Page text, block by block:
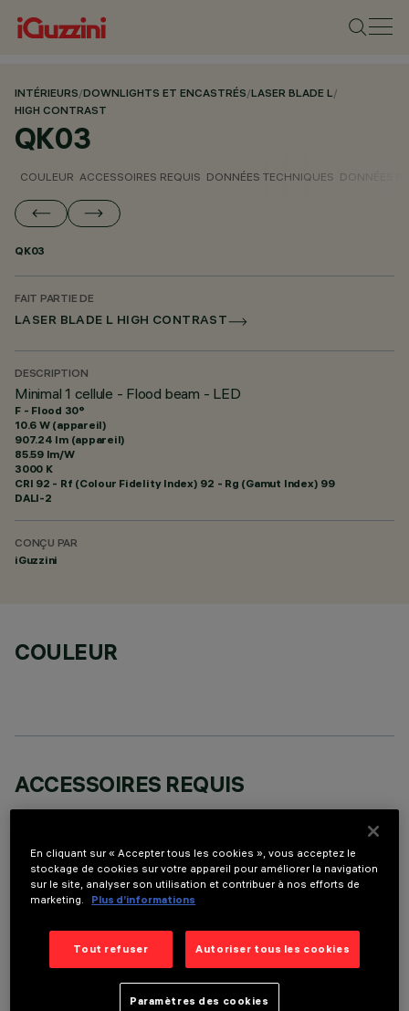
INTÉRIEURS/DOWNLIGHTS ET ENCASTRÉS/LASER BLADE L/
HIGH CONTRAST
QK03
COULEUR ACCESSOIRES REQUIS DONNÉES TECHNIQUES DONNÉES
QK03
FAIT PARTIE DE
LASER BLADE L HIGH CONTRAST
DESCRIPTION
Minimal 1 cellule - Flood beam - LED
F - Flood 30°
10.6 W (appareil)
907.24 lm (appareil)
85.59 lm/W
3000 K
CRI 92 - Rf (Colour Fidelity Index) 92 - Rg (Gamut Index) 99
DALI-2
CONÇU PAR
iGuzzini
COULEUR
ACCESSOIRES REQUIS
DONNÉES TECHNIQUES
DERNIÈRE MISE À JOUR: 06/08/2026
En cliquant sur « Accepter tous les cookies », vous acceptez le
stockage de cookies sur votre appareil pour améliorer la navigation
sur le site, analyser son utilisation et contribuer à nos efforts de
marketing.
Plus d’informations
Tout refuser Autoriser tous les cookies
Paramètres des cookies